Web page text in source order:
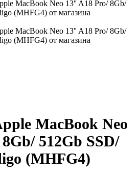
MacBook Neo
512Gb SSD/
(MHFG4)